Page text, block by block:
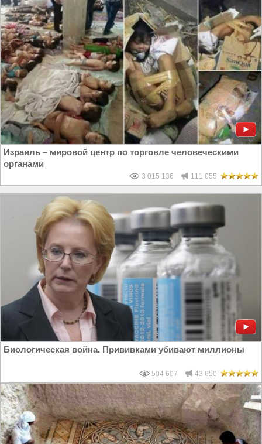
Израиль – мировой центр по торговле человеческими
органами
3 015 136 111 055
Биологическая война. Прививками убивают миллионы
504 607 43 650